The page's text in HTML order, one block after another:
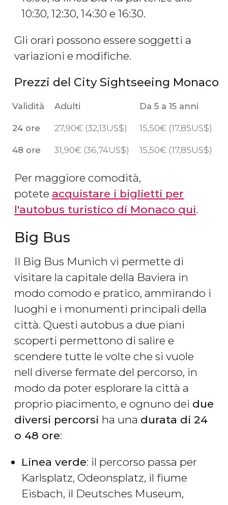
10:30, 12:30, 14:30 e 16:30.
Gli orari possono essere soggetti a
variazioni e modifiche.
Prezzi del City Sightseeing Monaco
Validità Adulti Da 5 a 15 anni
24 ore 27,90€ (32,13US$) 15,50€ (17,85US$)
48 ore 31,90€ (36,74US$) 15,50€ (17,85US$)
Per maggiore comodità,
potete acquistare i biglietti per
l'autobus turistico di Monaco qui.
Big Bus
Il Big Bus Munich vi permette di
visitare la capitale della Baviera in
modo comodo e pratico, ammirando i
luoghi e i monumenti principali della
città. Questi autobus a due piani
scoperti permettono di salire e
scendere tutte le volte che si vuole
nell diverse fermate del percorso, in
modo da poter esplorare la città a
proprio piacimento, e ognuno dei due
diversi percorsi ha una durata di 24
o 48 ore:
Linea verde: il percorso passa per
Karlsplatz, Odeonsplatz, il fiume
Eisbach, il Deutsches Museum,